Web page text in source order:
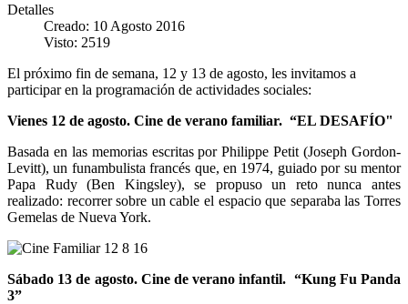
Detalles
Creado: 10 Agosto 2016
Visto: 2519
El próximo fin de semana, 12 y 13 de agosto, les invitamos a
participar en la programación de actividades sociales:
Vienes 12 de agosto. Cine de verano familiar. “EL DESAFÍO"
Basada en las memorias escritas por Philippe Petit (Joseph Gordon-
Levitt), un funambulista francés que, en 1974, guiado por su mentor
Papa Rudy (Ben Kingsley), se propuso un reto nunca antes
realizado: recorrer sobre un cable el espacio que separaba las Torres
Gemelas de Nueva York.
Sábado 13 de agosto. Cine de verano infantil. “Kung Fu Panda
3”